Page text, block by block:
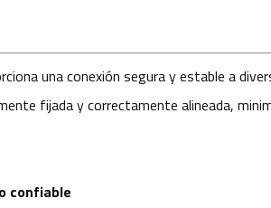
una conexión segura y estable a
fijada y correctamente alineada,
confiable